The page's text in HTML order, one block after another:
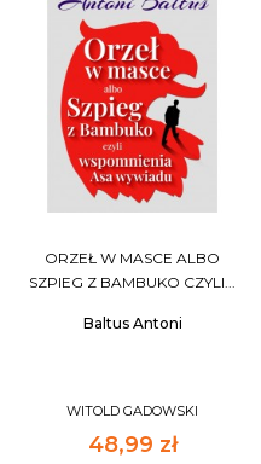
ORZEŁ W MASCE ALBO
SZPIEG Z BAMBUKO CZYLI...
Baltus Antoni
WITOLD GADOWSKI
48,99 zł